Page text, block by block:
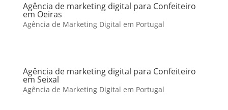
Agência de marketing digital para Confeiteiro
em Oeiras
Agência de Marketing Digital em Portugal
Agência de marketing digital para Confeiteiro
em Seixal
Agência de Marketing Digital em Portugal